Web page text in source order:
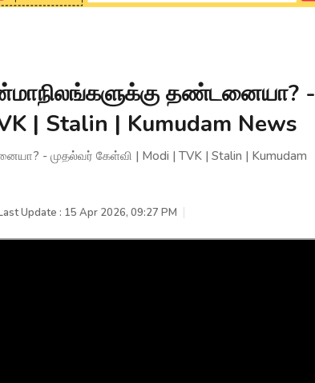
தண்டனையா? -
| Stalin | Kumudam News
- முதல்வர் கேள்வி | Modi | TVK | Stalin | Kumudam
Update : 15 Apr 2026, 09:27 PM